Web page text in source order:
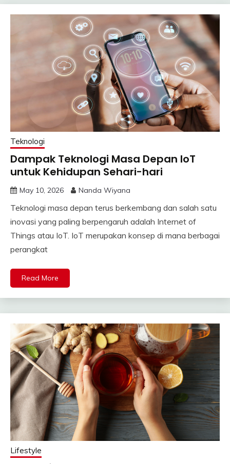
Teknologi
Dampak Teknologi Masa Depan IoT
untuk Kehidupan Sehari-hari
May 10, 2026 Nanda Wiyana
Teknologi masa depan terus berkembang dan salah satu
inovasi yang paling berpengaruh adalah Internet of
Things atau IoT. IoT merupakan konsep di mana berbagai
perangkat
Read More
Lifestyle